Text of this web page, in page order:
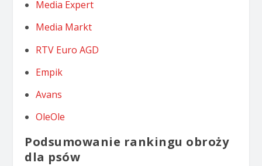
Media Expert
Media Markt
RTV Euro AGD
Empik
Avans
OleOle
Podsumowanie rankingu obroży
dla psów